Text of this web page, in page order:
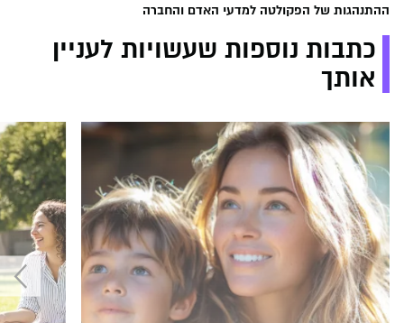
ההתנהגות של הפקולטה למדעי האדם והחברה
כתבות נוספות שעשויות לעניין
אותך